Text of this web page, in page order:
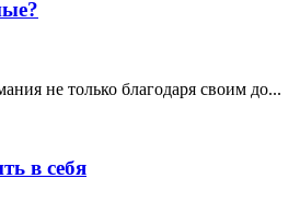
не только благодаря своим до...
в себя